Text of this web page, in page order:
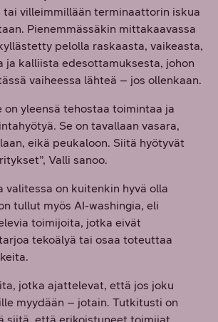
tai villeimmillään terminaattorin iskua
Pienemmässäkin mittakaavassa
pelolla raskaasta, vaikeasta,
ja kalliista edesottamuksesta, johon
vaiheessa lähteä – jos ollenkaan.
on yleensä tehostaa toimintaa ja
Se on tavallaan vasara,
eikä peukaloon. Siitä hyötyvät
Valli sanoo.
valitessa on kuitenkin hyvä olla
tullut myös AI-washingia, eli
toimijoita, jotka eivät
tekoälyä tai osaa toteuttaa
jotka ajattelevat, että jos joku
myydään – jotain. Tutkitusti on